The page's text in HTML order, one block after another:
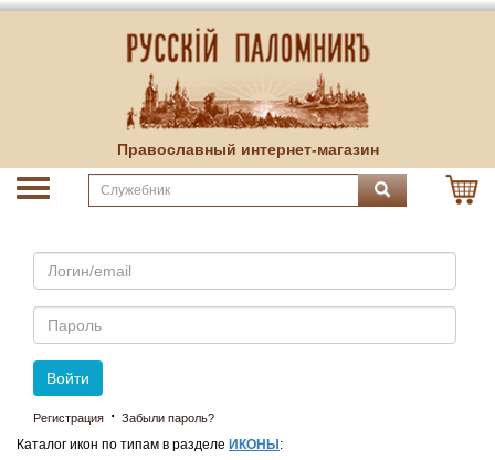
Православный интернет-магазин
Email
Пароль
Войти
Регистрация · Забыли пароль?
Каталог икон по типам в разделе ИКОНЫ :